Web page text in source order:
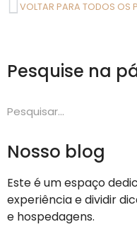
Pesquise na
Nosso blog
Este é um espaço
experiência e dividir
e hospedagens.